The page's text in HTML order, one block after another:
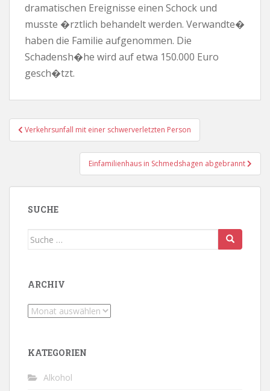
dramatischen Ereignisse einen Schock und
musste �rztlich behandelt werden. Verwandte�
haben die Familie aufgenommen. Die
Schadensh�he wird auf etwa 150.000 Euro
gesch�tzt.
Beitragsnavigation
Verkehrsunfall mit einer schwerverletzten Person
Einfamilienhaus in Schmedshagen abgebrannt
SUCHE
Suche
ARCHIV
Archiv
KATEGORIEN
Alkohol